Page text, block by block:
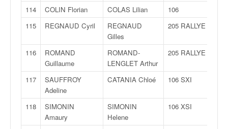
114
COLIN Florian COLAS Lilian 106
115
REGNAUD Cyril
REGNAUD
Gilles
205 RALLYE
116
ROMAND
Guillaume
ROMAND-
LENGLET Arthur
205 RALLYE
117
SAUFFROY
Adeline
CATANIA Chloé 106 SXI
118
SIMONIN
Amaury
SIMONIN
Helene
106 XSI